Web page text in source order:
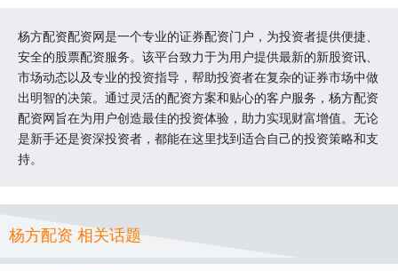
杨方配资配资网是一个专业的证券配资门户，为投资者提供便捷、
安全的股票配资服务。该平台致力于为用户提供最新的新股资讯、
市场动态以及专业的投资指导，帮助投资者在复杂的证券市场中做
出明智的决策。通过灵活的配资方案和贴心的客户服务，杨方配资
配资网旨在为用户创造最佳的投资体验，助力实现财富增值。无论
是新手还是资深投资者，都能在这里找到适合自己的投资策略和支
持。
杨方配资 相关话题